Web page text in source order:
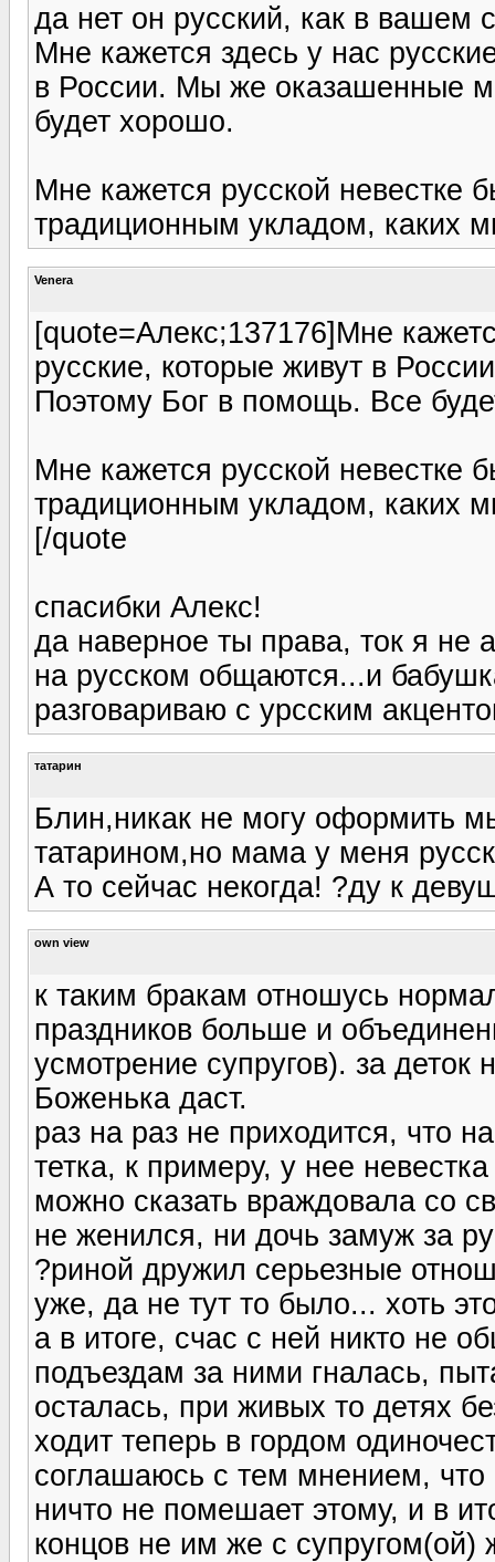
да нет он русский, как в вашем
Мне кажется здесь у нас
в России. Мы же оказашенные
будет хорошо.
Мне кажется русской невестке
традиционным укладом, каких
Venera
[quote=Алекс;137176]Мне
русские, которые живут в
Поэтому Бог в помощь. Все
Мне кажется русской невестке
традиционным укладом, каких
[/quote
спасибки Алекс!
да наверное ты права, ток я не
на русском общаются...и
разговариваю с урсским
татарин
Блин,никак не могу оформить
татарином,но мама у меня
А то сейчас некогда! ?ду к
own view
к таким бракам отношусь
праздников больше и
усмотрение супругов). за деток
Боженька даст.
раз на раз не приходится, что
тетка, к примеру, у нее
можно сказать враждовала со
не женился, ни дочь замуж за
?риной дружил серьезные
уже, да не тут то было... хоть
а в итоге, счас с ней никто не
подъездам за ними гналась,
осталась, при живых то детях
ходит теперь в гордом
соглашаюсь с тем мнением, что
ничто не помешает этому, и в
концов не им же с супругом(ой)